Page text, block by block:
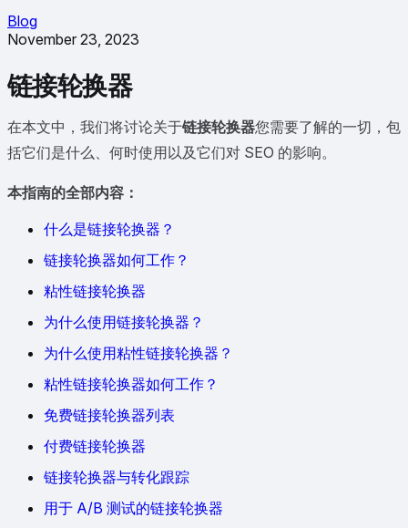
Blog
November 23, 2023
链接轮换器
在本文中，我们将讨论关于链接轮换器您需要了解的一切，包
括它们是什么、何时使用以及它们对 SEO 的影响。
本指南的全部内容：
什么是链接轮换器？
链接轮换器如何工作？
粘性链接轮换器
为什么使用链接轮换器？
为什么使用粘性链接轮换器？
粘性链接轮换器如何工作？
免费链接轮换器列表
付费链接轮换器
链接轮换器与转化跟踪
用于 A/B 测试的链接轮换器